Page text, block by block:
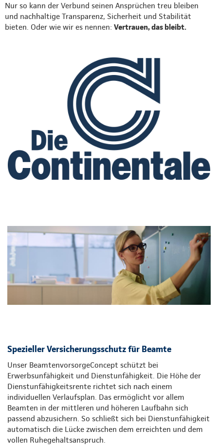
Nur so kann der Verbund seinen Ansprüchen treu bleiben
und nachhaltige Transparenz, Sicherheit und Stabilität
bieten. Oder wie wir es nennen: Vertrauen, das bleibt.
Spezieller Versicherungsschutz für Beamte
Unser BeamtenvorsorgeConcept schützt bei
Erwerbsunfähigkeit und Dienstunfähigkeit. Die Höhe der
Dienstunfähigkeitsrente richtet sich nach einem
individuellen Verlaufsplan. Das ermöglicht vor allem
Beamten in der mittleren und höheren Laufbahn sich
passend abzusichern. So schließt sich bei Dienstunfähigkeit
automatisch die Lücke zwischen dem erreichten und dem
vollen Ruhegehaltsanspruch.